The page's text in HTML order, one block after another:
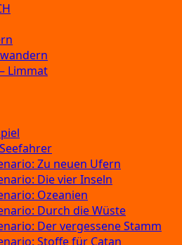
Limmat
Zu neuen Ufern
Die vier Inseln
Ozeanien
Durch die Wüste
Der vergessene Stamm
Stoffe für Catan